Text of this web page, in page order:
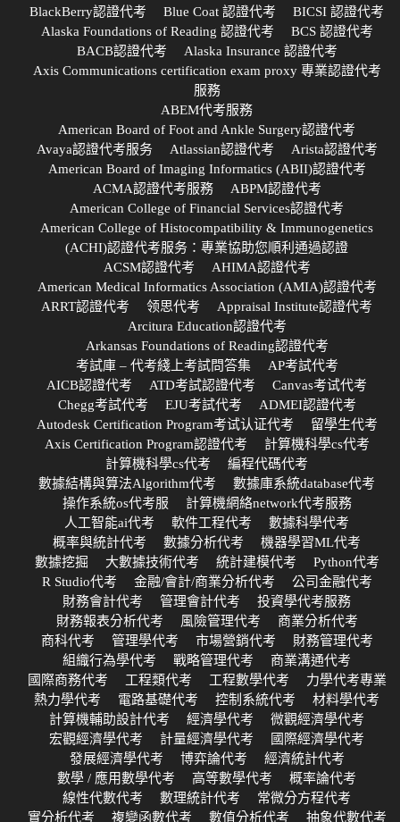
BlackBerry認證代考
Blue Coat 認證代考
BICSI 認證代考
Alaska Foundations of Reading 認證代考
BCS 認證代考
BACB認證代考
Alaska Insurance 認證代考
Axis Communications certification exam proxy 專業認證代考
服務
ABEM代考服務
American Board of Foot and Ankle Surgery認證代考
Avaya認證代考服务
Atlassian認證代考
Arista認證代考
American Board of Imaging Informatics (ABII)認證代考
ACMA認證代考服務
ABPM認證代考
American College of Financial Services認證代考
American College of Histocompatibility & Immunogenetics
(ACHI)認證代考服务：專業協助您順利通過認證
ACSM認證代考
AHIMA認證代考
American Medical Informatics Association (AMIA)認證代考
ARRT認證代考
领思代考
Appraisal Institute認證代考
Arcitura Education認證代考
Arkansas Foundations of Reading認證代考
考試庫 – 代考綫上考試問答集
AP考試代考
AICB認證代考
ATD考試認證代考
Canvas考试代考
Chegg考試代考
EJU考試代考
ADMEI認證代考
Autodesk Certification Program考试认证代考
留學生代考
Axis Certification Program認證代考
計算機科學cs代考
計算機科學cs代考
編程代碼代考
數據結構與算法Algorithm代考
數據庫系統database代考
操作系統os代考服
計算機網絡network代考服務
人工智能ai代考
軟件工程代考
數據科學代考
概率與統計代考
數據分析代考
機器學習ML代考
數據挖掘
大數據技術代考 統計建模代考
Python代考
R Studio代考
金融/會計/商業分析代考
公司金融代考
財務會計代考
管理會計代考
投資學代考服務
財務報表分析代考
風險管理代考
商業分析代考
商科代考
管理學代考 市場營銷代考
財務管理代考
組織行為學代考
戰略管理代考
商業溝通代考
國際商務代考
工程類代考 工程數學代考
力學代考專業
熱力學代考
電路基礎代考 控制系統代考
材料學代考
計算機輔助設計代考
經濟學代考
微觀經濟學代考
宏觀經濟學代考
計量經濟學代考
國際經濟學代考
發展經濟學代考
博弈論代考
經濟統計代考
數學 / 應用數學代考
高等數學代考
概率論代考
線性代數代考
數理統計代考
常微分方程代考
實分析代考
複變函數代考 數值分析代考 抽象代數代考